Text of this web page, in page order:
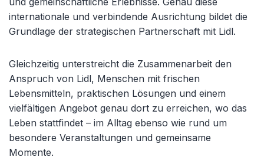
internationale und verbindende Ausrichtung bildet die
Grundlage der strategischen Partnerschaft mit Lidl.
Gleichzeitig unterstreicht die Zusammenarbeit den
Anspruch von Lidl, Menschen mit frischen
Lebensmitteln, praktischen Lösungen und einem
vielfältigen Angebot genau dort zu erreichen, wo das
Leben stattfindet – im Alltag ebenso wie rund um
besondere Veranstaltungen und gemeinsame
Momente.